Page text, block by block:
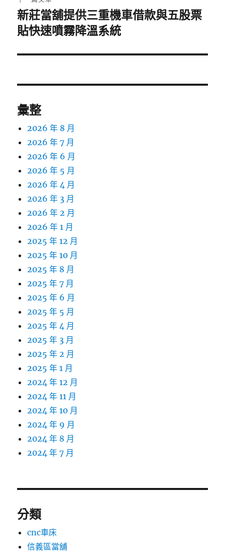
下
一
文
新莊當舖提供三重機車借款與五股票
貼快速噴霧降溫系統
彙整
2026 年 8 月
2026 年 7 月
2026 年 6 月
2026 年 5 月
2026 年 4 月
2026 年 3 月
2026 年 2 月
2026 年 1 月
2025 年 12 月
2025 年 10 月
2025 年 8 月
2025 年 7 月
2025 年 6 月
2025 年 5 月
2025 年 4 月
2025 年 3 月
2025 年 2 月
2025 年 1 月
2024 年 12 月
2024 年 11 月
2024 年 10 月
2024 年 9 月
2024 年 8 月
2024 年 7 月
分類
cnc車床
信義區當舖